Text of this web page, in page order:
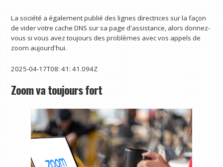
La société a également publié des lignes directrices sur la façon
de vider votre cache DNS sur sa page d'assistance, alors donnez-
vous si vous avez toujours des problèmes avec vos appels de
zoom aujourd'hui.
2025-04-17T08: 41: 41.094Z
Zoom va toujours fort